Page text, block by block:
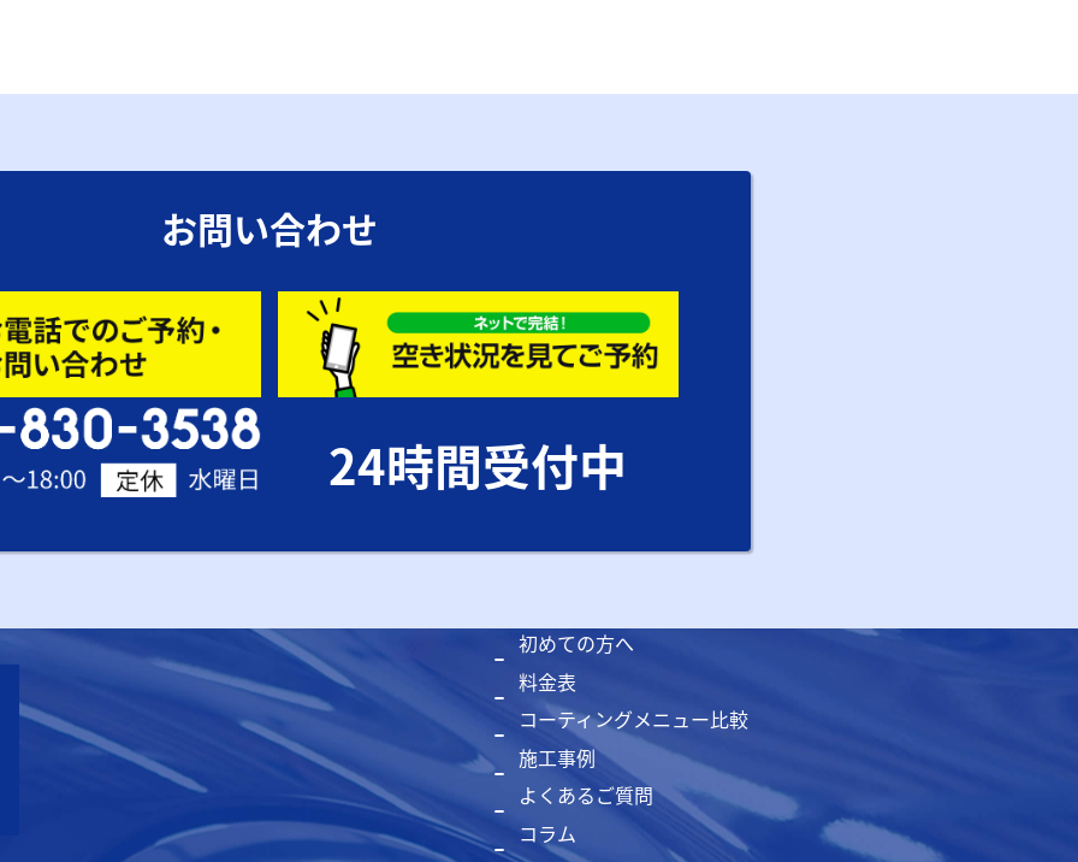
お問い合わせ
24時間受付中
初めての方へ
料金表
コーティングメニュー比較
施工事例
よくあるご質問
コラム